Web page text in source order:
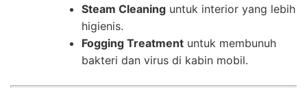
Steam Cleaning untuk interior yang lebih
higienis.
Fogging Treatment untuk membunuh
bakteri dan virus di kabin mobil.